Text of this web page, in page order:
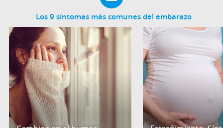
Los 9 síntomas más comunes del embarazo